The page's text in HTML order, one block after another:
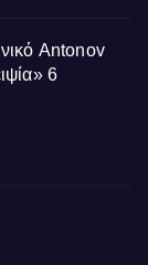
Antonov
6